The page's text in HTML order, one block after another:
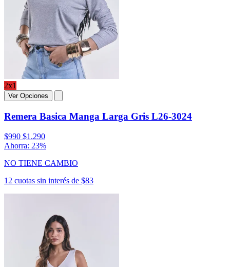
2x1
Ver Opciones
Remera Basica Manga Larga Gris L26-3024
$990 $1.290
Ahorra: 23%
NO TIENE CAMBIO
12 cuotas sin interés de $83